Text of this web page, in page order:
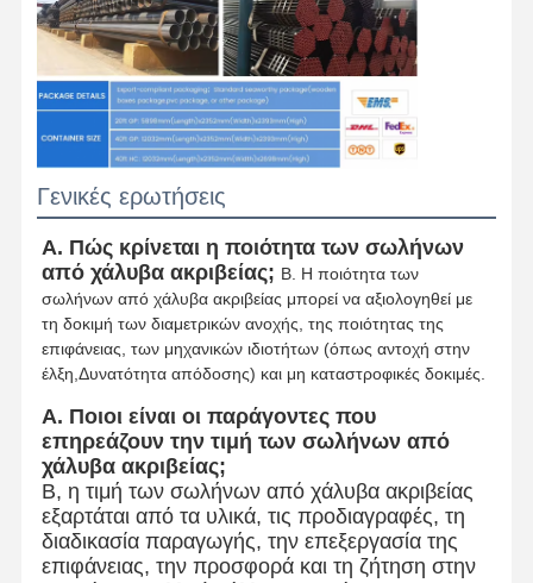
Γενικές ερωτήσεις
Α. Πώς κρίνεται η ποιότητα των σωλήνων
από χάλυβα ακριβείας; Β. Η ποιότητα των
σωλήνων από χάλυβα ακριβείας μπορεί να αξιολογηθεί με
τη δοκιμή των διαμετρικών ανοχής, της ποιότητας της
επιφάνειας, των μηχανικών ιδιοτήτων (όπως αντοχή στην
έλξη,Δυνατότητα απόδοσης) και μη καταστροφικές δοκιμές.
Α. Ποιοι είναι οι παράγοντες που
επηρεάζουν την τιμή των σωλήνων από
χάλυβα ακριβείας;
Β, η τιμή των σωλήνων από χάλυβα ακριβείας
εξαρτάται από τα υλικά, τις προδιαγραφές, τη
διαδικασία παραγωγής, την επεξεργασία της
επιφάνειας, την προσφορά και τη ζήτηση στην